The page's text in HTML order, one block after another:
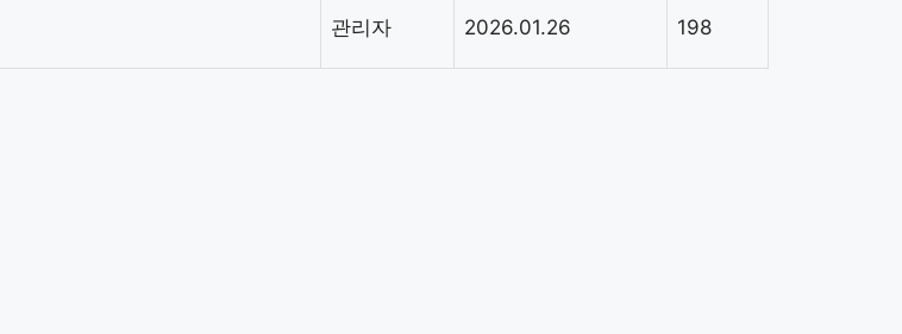
관리자 2026.01.26 198